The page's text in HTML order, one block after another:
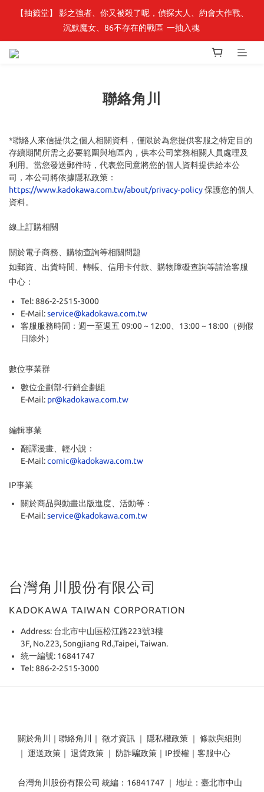
最新開賣🔥「全知讀者視角」 周邊商品
【抽籤堂】 影之強者、你又被殺了呢，偵探大人、約會大作戰、
沉默魔女、86不存在的戰區  一抽入魂
聯絡角川
*聯絡人來信提供之個人相關資料，僅限於為您提供客服之特定目的
存續期間所需之必要範圍與地區內，供本公司業務相關人員處理及
利用。當您發送郵件時，代表您同意將您的個人資料提供給本公
司，本公司將依據隱私政策：
https://www.kadokawa.com.tw/about/privacy-policy保護您的個人
資料。
線上訂購相關
關於電子商務、購物查詢等相關問題
如郵資、出貨時間、轉帳、信用卡付款、購物障礙查詢等請洽客服
中心：
Tel: 886-2-2515-3000
E-Mail:service@kadokawa.com.tw
客服服務時間：週一至週五 09:00 ~ 12:00、13:00 ~ 18:00（例假
日除外）
數位事業群
數位企劃部-行銷企劃組
E-Mail: pr@kadokawa.com.tw
編輯事業
翻譯漫畫、輕小說：
E-Mail:comic@kadokawa.com.tw
IP事業
關於商品與動畫出版進度、活動等：
E-Mail:service@kadokawa.com.tw
台灣角川股份有限公司
KADOKAWA TAIWAN CORPORATION
Address: 台北市中山區松江路223號3樓
3F, No.223, Songjiang Rd.,Taipei, Taiwan.
統一編號: 16841747
Tel: 886-2-2515-3000
關於角川 ｜ 聯絡角川 ｜ 徵才資訊 ｜ 隱私權政策 ｜ 條款與細則
｜ 運送政策 ｜ 退貨政策 ｜ 防詐騙政策 ｜ IP授權 ｜ 客服中心
台灣角川股份有限公司 統編：16841747 ｜ 地址：臺北市中山